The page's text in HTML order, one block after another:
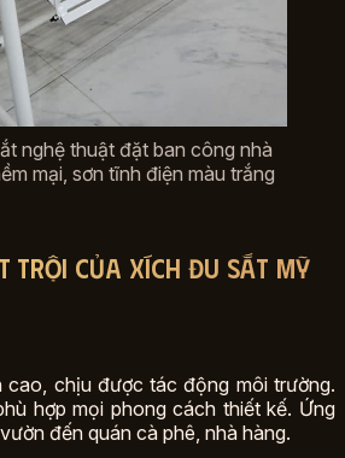
nghệ thuật đặt ban công nhà
mại, sơn tĩnh điện màu trắng
trội của xích đu sắt mỹ
cao, chịu được tác động môi trường.
hợp mọi phong cách thiết kế. Ứng
đến quán cà phê, nhà hàng.